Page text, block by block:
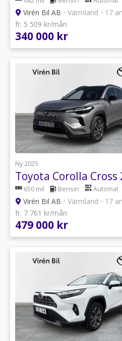
Virén Bil AB • Värmland • 17
fr. 5 509 kr/mån
340 000 kr
Ny 2025
650 mil Bensin Automat
Virén Bil AB • Värmland • 17
fr. 7 761 kr/mån
479 000 kr